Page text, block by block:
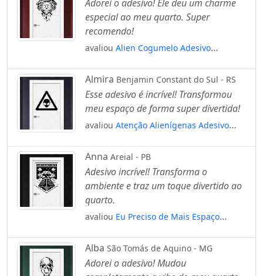
Adorei o adesivo! Ele deu um charme
especial ao meu quarto. Super
recomendo!
avaliou Alien Cogumelo Adesivo
e Vidro Mod:300
Almira Benjamin Constant do Sul - RS
Esse adesivo é incrível! Transformou
meu espaço de forma super divertida!
avaliou Atenção Alienígenas Adesivo
e Vidro Mod:155
Anna Areial - PB
Adesivo incrível! Transforma o
ambiente e traz um toque divertido ao
quarto.
avaliou Eu Preciso de Mais Espaço
Quarto, Porta e Vidro Mod:10
Alba São Tomás de Aquino - MG
Adorei o adesivo! Mudou